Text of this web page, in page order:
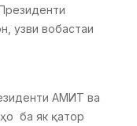
узви вобастаи
АМИТ ва
ба як қатор